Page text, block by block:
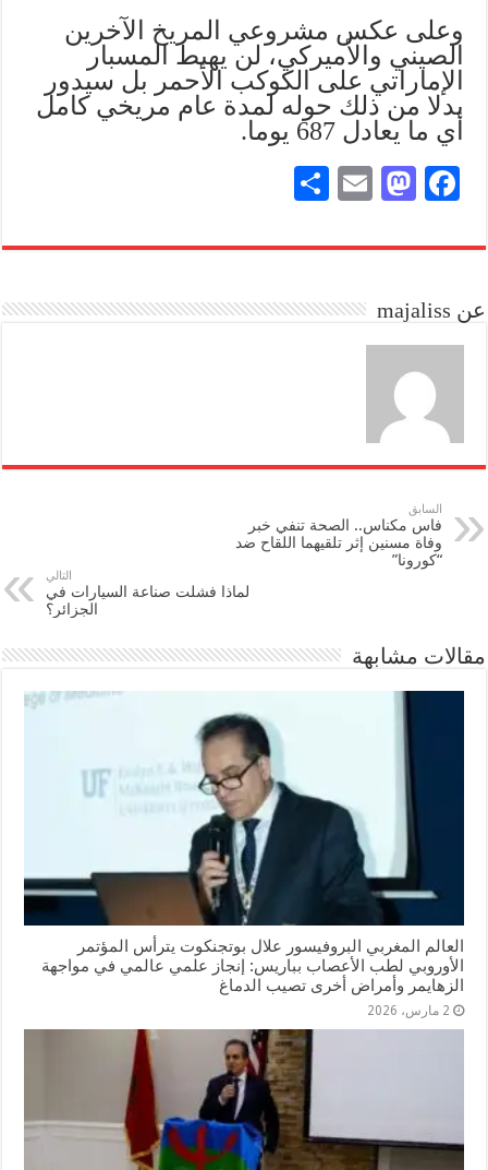
وعلى عكس مشروعي المريخ الآخرين
الصيني والأميركي، لن يهبط المسبار
الإماراتي على الكوكب الأحمر بل سيدور
بدلا من ذلك حوله لمدة عام مريخي كامل
أي ما يعادل 687 يوما.
Fa
bo
M
to
n
E
ail
re
عن majaliss
السابق
فاس مكناس.. الصحة تنفي خبر
وفاة مسنين إثر تلقيهما اللقاح ضد
“كورونا”
التالي
لماذا فشلت صناعة السيارات في
الجزائر؟
مقالات مشابهة
العالم المغربي البروفيسور علال بوتجنكوت يترأس المؤتمر
الأوروبي لطب الأعصاب بباريس: إنجاز علمي عالمي في مواجهة
الزهايمر وأمراض أخرى تصيب الدماغ
2 مارس، 2026